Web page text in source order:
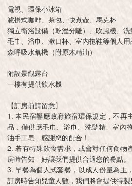
電視、環保小冰箱
濾掛式咖啡、茶包、快煮壺、馬克杯
獨立衛浴設備（乾溼分離）、吹風機、
毛巾、浴巾、漱口杯、室內拖鞋等個人用
森呼吸水氧機（附原木精油）
附設景觀露台
一樓有提供飲水機
【訂房前請留意】
1. 本民宿響應政府旅宿環保規定，不再
品，僅供應毛巾、浴巾、洗髮精、室內
油手工皂，感謝您的配合！
2. 若有特殊飲食需求，或會對任何食物
房時告知，好讓我們提供合適您的餐點。
3. 早餐為個人式套餐，以成人份量為主
訂房時告知兒童人數，我們將會提供特製